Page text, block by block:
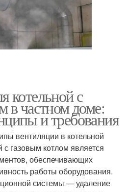
котельной с
в частном доме:
и требования
вентиляции в котельной
с газовым котлом является
обеспечивающих
работы оборудования.
системы — удаление